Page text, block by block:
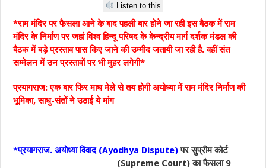
Listen to this
*राम मंदिर पर फैसला आने के बाद पहली बार होने जा रही इस बैठक में राम
मंदिर के निर्माण पर जहां विश्व हिन्दू परिषद के केन्द्रीय मार्ग दर्शक मंडल की
बैठक में बड़े प्रस्ताव पास किए जाने की उम्मीद जतायी जा रही है. वहीं संत
सम्मेलन में उन प्रस्तावों पर भी मुहर लगेगी*
प्रयागराज: एक बार फिर माघ मेले से तय होगी अयोध्या में राम मंदिर निर्माण की
भूमिका, साधु-संतों ने उठाई ये मांग
*प्रयागराज. अयोध्या विवाद (Ayodhya Dispute) पर सुप्रीम कोर्ट
(Supreme Court) काफैसला 9